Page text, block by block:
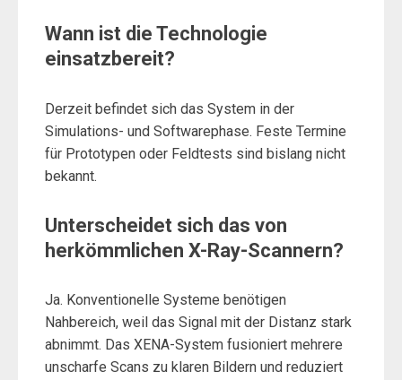
Wann ist die Technologie
einsatzbereit?
Derzeit befindet sich das System in der
Simulations- und Softwarephase. Feste Termine
für Prototypen oder Feldtests sind bislang nicht
bekannt.
Unterscheidet sich das von
herkömmlichen X-Ray-Scannern?
Ja. Konventionelle Systeme benötigen
Nahbereich, weil das Signal mit der Distanz stark
abnimmt. Das XENA-System fusioniert mehrere
unscharfe Scans zu klaren Bildern und reduziert